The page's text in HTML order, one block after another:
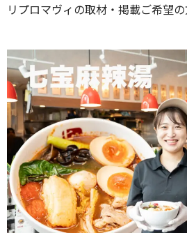
リプロマヴィの取材・掲載ご希望